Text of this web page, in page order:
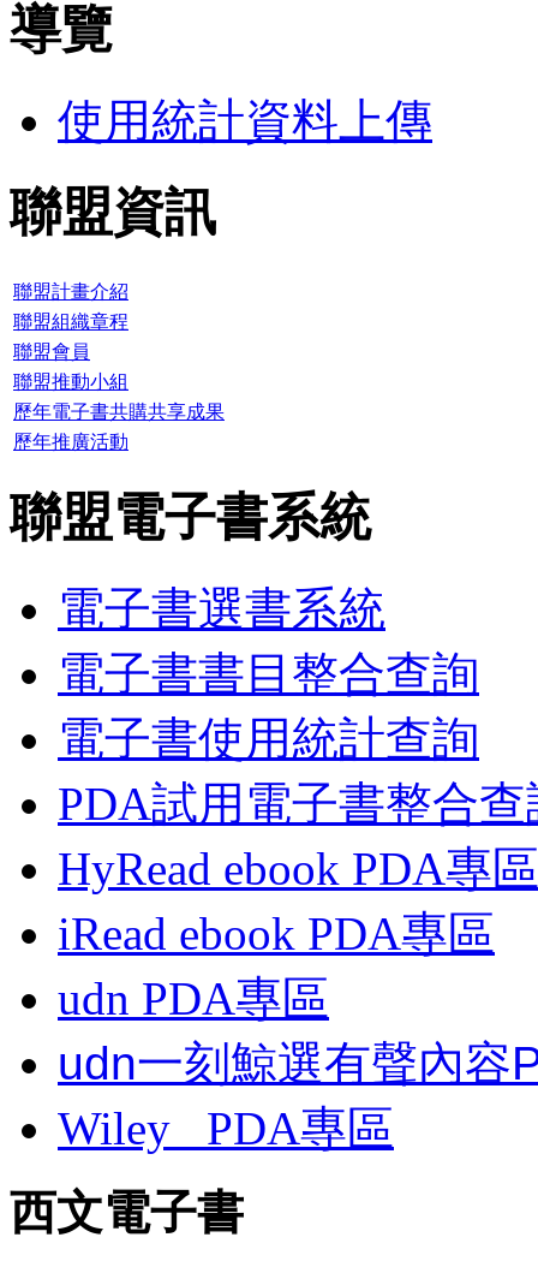
導覽
使用統計資料上傳
聯盟資訊
聯盟計畫介紹
聯盟組織章程
聯盟會員
聯盟推動小組
歷年電子書共購共享成果
歷年推廣活動
聯盟電子書系統
電子書選書系統
電子書書目整合查詢
電子書使用統計查詢
PDA試用電子書整合查
HyRead ebook PDA專區
iRead ebook PDA專區
udn PDA專區
udn一刻鯨選有聲內容
Wiley
PDA專區
西文電子書